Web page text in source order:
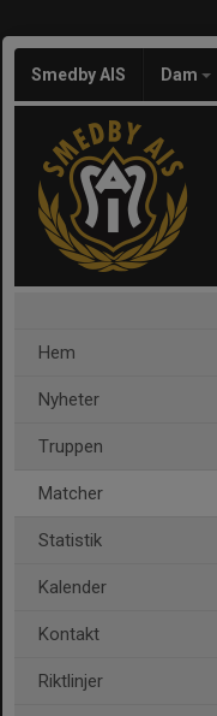
Smedby AIS Dam
Hem
Nyheter
Truppen
Matcher
Statistik
Kalender
Kontakt
Riktlinjer